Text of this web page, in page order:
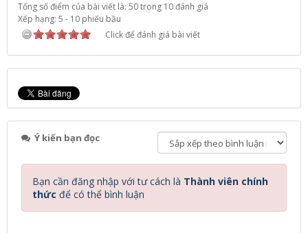
Tổng số điểm của bài viết là: 50 trong 10 đánh giá
Xếp hạng: 5 - 10 phiếu bầu
Click để đánh giá bài viết
Ý kiến bạn đọc
Bạn cần đăng nhập với tư cách là Thành viên chính
thức để có thể bình luận